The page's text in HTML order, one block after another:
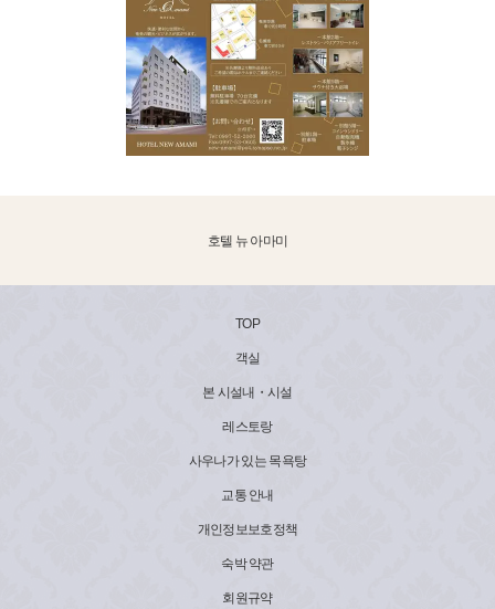
호텔 뉴 아마미
TOP
객실
본 시설내・시설
레스토랑
사우나가 있는 목욕탕
교통 안내
개인정보보호정책
숙박 약관
회원규약